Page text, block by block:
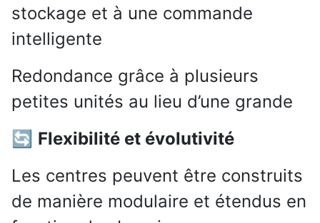
stockage et à une commande
intelligente
Redondance grâce à plusieurs
petites unités au lieu d’une grande
🔄 Flexibilité et évolutivité
Les centres peuvent être construits
de manière modulaire et étendus en